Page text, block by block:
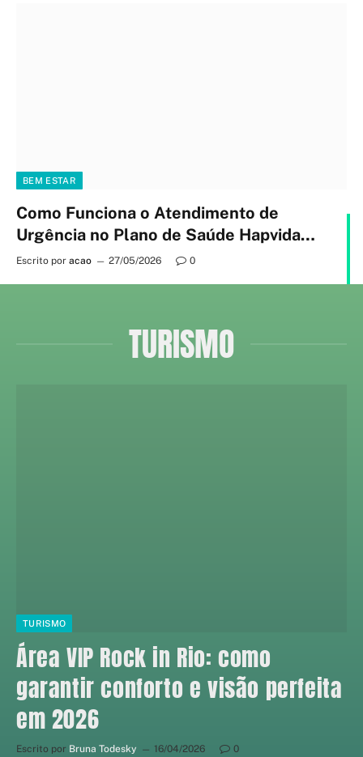
BEM ESTAR
Como Funciona o Atendimento de
Urgência no Plano de Saúde Hapvida
em 2026
Escrito por acao 27/05/2026 0
TURISMO
TURISMO
Área VIP Rock in Rio: como
garantir conforto e visão perfeita
em 2026
Escrito por Bruna Todesky 16/04/2026 0